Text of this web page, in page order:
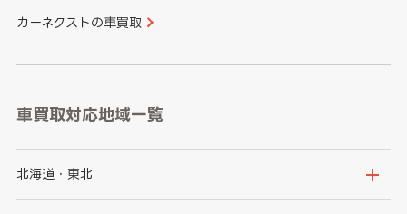
カーネクストの車買取
車買取対応地域一覧
北海道・東北